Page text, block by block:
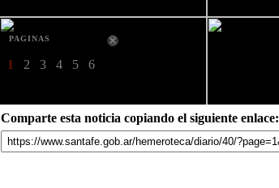
PAGINAS
1 2 3 4 5 6
Comparte esta noticia copiando el siguiente enlace: